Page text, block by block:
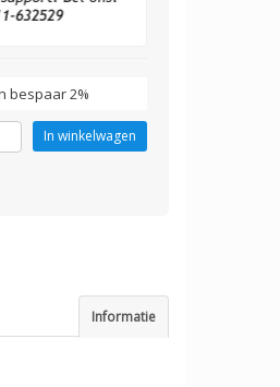
bespaar 2%
Informatie